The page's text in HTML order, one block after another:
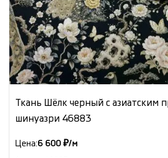
Ткань Шёлк черный с азиатским
шинуазри 46883
Цена:6 600 ₽/м